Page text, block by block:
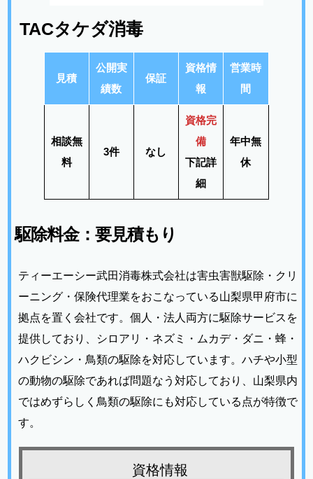
TACタケダ消毒
見積
公開実
績数
保証
資格情
報
営業時
間
相談無
料
3件 なし
資格完
備
下記詳
細
年中無
休
駆除料金：要見積もり
ティーエーシー武田消毒株式会社は害虫害獣駆除・クリ
ーニング・保険代理業をおこなっている山梨県甲府市に
拠点を置く会社です。個人・法人両方に駆除サービスを
提供しており、シロアリ・ネズミ・ムカデ・ダニ・蜂・
ハクビシン・鳥類の駆除を対応しています。ハチや小型
の動物の駆除であれば問題なう対応しており、山梨県内
ではめずらしく鳥類の駆除にも対応している点が特徴で
す。
資格情報